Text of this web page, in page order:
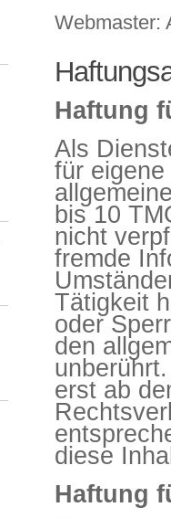
Webmaster:
Haftung
Als
für
bis 10
nicht
fremde
Tätigkeit
oder
den
erst ab
diese
Haftung